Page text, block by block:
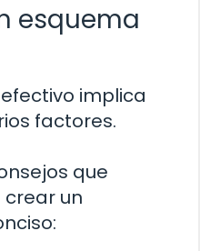
esquema
implica
factores.
que
un